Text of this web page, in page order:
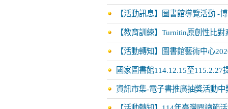
【活動訊息】圖書館導覽活動 -
【教育訓練】Turnitin原創性比
【活動轉知】圖書館藝術中心
國家圖書館114.12.15至
資訊市集-電子書推廣抽獎活動中